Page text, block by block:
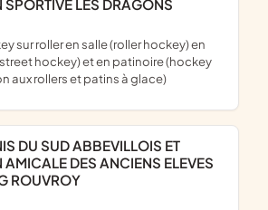
SPORTIVE LES DRAGONS
hockey) et en patinoire (hockey
aux rollers et patins à glace)
DES ANCIENS ELEVES
ROUVROY